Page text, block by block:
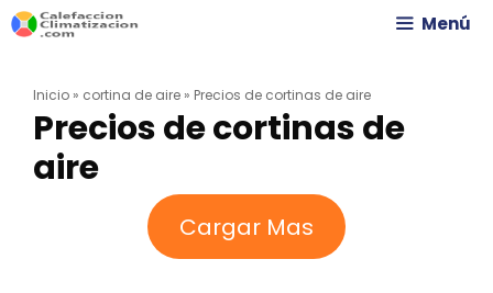
Saltar
contenido
Menú
Inicio » cortina de aire » Precios de cortinas de aire
Precios de cortinas de
aire
Cargar Mas